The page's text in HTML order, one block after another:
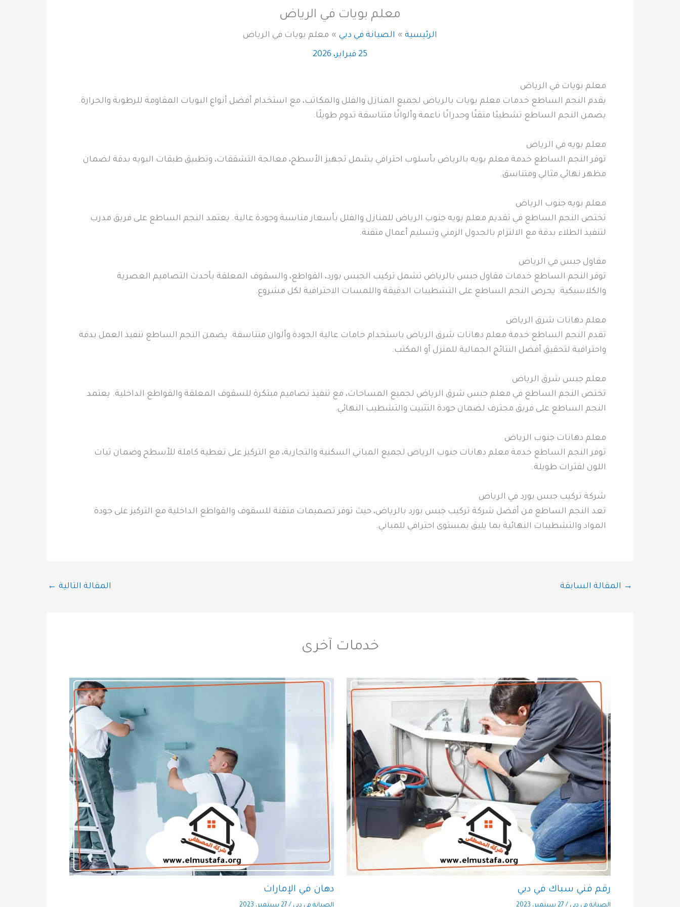
معلم بويات في الرياض
الرئيسية الصيانة في دبي معلم بويات في الرياض
25 فبراير، 2026
معلم بويات في الرياض
يقدم النجم الساطع خدمات معلم بويات بالرياض لجميع المنازل والفلل والمكاتب، مع استخدام أفضل أنواع البويات المقاومة للرطوبة والحرارة.
يضمن النجم الساطع تشطيبًا متقنًا وجدرانًا ناعمة وألوانًا متناسقة تدوم طويلًا.
معلم بويه في الرياض
توفر النجم الساطع خدمة معلم بويه بالرياض بأسلوب احترافي يشمل تجهيز الأسطح، معالجة التشققات، وتطبيق طبقات البويه بدقة لضمان
مظهر نهائي مثالي ومتناسق.
معلم بويه جنوب الرياض
تختص النجم الساطع في تقديم معلم بويه جنوب الرياض للمنازل والفلل بأسعار مناسبة وجودة عالية. يعتمد النجم الساطع على فريق مدرب
لتنفيذ الطلاء بدقة مع الالتزام بالجدول الزمني وتسليم أعمال متقنة.
مقاول جبس في الرياض
توفر النجم الساطع خدمات مقاول جبس بالرياض تشمل تركيب الجبس بورد، القواطع، والسقوف المعلقة بأحدث التصاميم العصرية
والكلاسيكية. يحرص النجم الساطع على التشطيبات الدقيقة واللمسات الاحترافية لكل مشروع.
معلم دهانات شرق الرياض
تقدم النجم الساطع خدمة معلم دهانات شرق الرياض باستخدام خامات عالية الجودة وألوان متناسقة. يضمن النجم الساطع تنفيذ العمل بدقة
واحترافية لتحقيق أفضل النتائج الجمالية للمنزل أو المكتب.
معلم جبس شرق الرياض
تختص النجم الساطع في معلم جبس شرق الرياض لجميع المساحات، مع تنفيذ تصاميم مبتكرة للسقوف المعلقة والقواطع الداخلية. يعتمد
النجم الساطع على فريق محترف لضمان جودة التثبيت والتشطيب النهائي.
معلم دهانات جنوب الرياض
توفر النجم الساطع خدمة معلم دهانات جنوب الرياض لجميع المباني السكنية والتجارية، مع التركيز على تغطية كاملة للأسطح وضمان ثبات
اللون لفترات طويلة.
شركة تركيب جبس بورد في الرياض
تعد النجم الساطع من أفضل شركة تركيب جبس بورد بالرياض، حيث توفر تصميمات متقنة للسقوف والقواطع الداخلية مع التركيز على جودة
المواد والتشطيبات النهائية بما يليق بمستوى احترافي للمباني.
→ المقالة السابقة المقالة التالية ←
خدمات آخرى
رقم فني سباك في دبي دهان في الإمارات